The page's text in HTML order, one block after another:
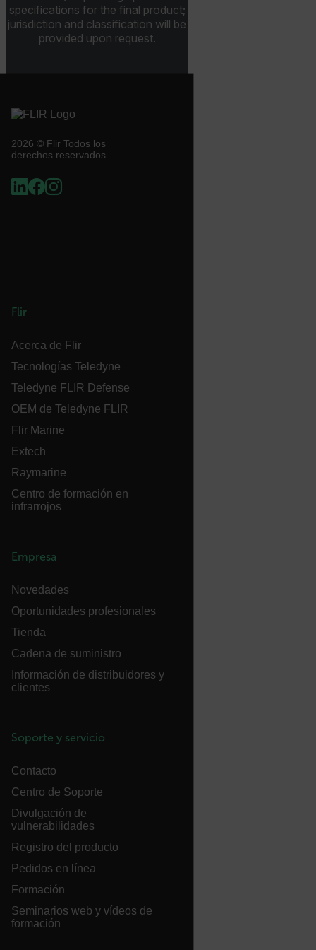
specifications for the final product;
jurisdiction and classification will be
provided upon request.
2026 © Flir Todos los
derechos reservados.
Flir
Acerca de Flir
Tecnologías Teledyne
Teledyne FLIR Defense
OEM de Teledyne FLIR
Flir Marine
Extech
Raymarine
Centro de formación en
infrarrojos
Empresa
Novedades
Oportunidades profesionales
Tienda
Cadena de suministro
Información de distribuidores y
clientes
Soporte y servicio
Contacto
Centro de Soporte
Divulgación de
vulnerabilidades
Registro del producto
Pedidos en línea
Formación
Seminarios web y vídeos de
formación
CS_FPC
x-ms-cpim-cache|[-
.AspNetCore.Correlation.[-
FPID
atgRecSessionId
E3SessionID
tdfdomain
.AspNetCore.Antiforgery.VyLW6ORzMgk